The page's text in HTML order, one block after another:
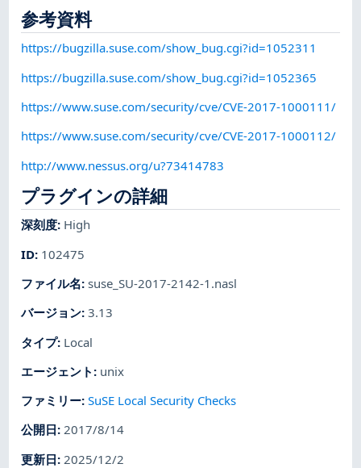
参考資料
https://bugzilla.suse.com/show_bug.cgi?id=1052311
https://bugzilla.suse.com/show_bug.cgi?id=1052365
https://www.suse.com/security/cve/CVE-2017-1000111/
https://www.suse.com/security/cve/CVE-2017-1000112/
http://www.nessus.org/u?73414783
プラグインの詳細
深刻度: High
ID: 102475
ファイル名:suse_SU-2017-2142-1.nasl
バージョン:3.13
タイプ: Local
エージェント : unix
ファミリー:SuSE Local Security Checks
公開日:2017/8/14
更新日: 2025/12/2